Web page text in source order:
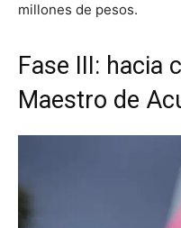
millones de pesos.
Fase III: hacia
Maestro de